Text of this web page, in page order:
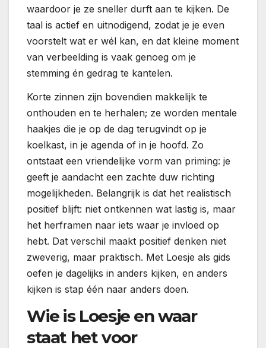
waardoor je ze sneller durft aan te kijken. De
taal is actief en uitnodigend, zodat je je even
voorstelt wat er wél kan, en dat kleine moment
van verbeelding is vaak genoeg om je
stemming én gedrag te kantelen.
Korte zinnen zijn bovendien makkelijk te
onthouden en te herhalen; ze worden mentale
haakjes die je op de dag terugvindt op je
koelkast, in je agenda of in je hoofd. Zo
ontstaat een vriendelijke vorm van priming: je
geeft je aandacht een zachte duw richting
mogelijkheden. Belangrijk is dat het realistisch
positief blijft: niet ontkennen wat lastig is, maar
het herframen naar iets waar je invloed op
hebt. Dat verschil maakt positief denken niet
zweverig, maar praktisch. Met Loesje als gids
oefen je dagelijks in anders kijken, en anders
kijken is stap één naar anders doen.
Wie is Loesje en waar
staat het voor